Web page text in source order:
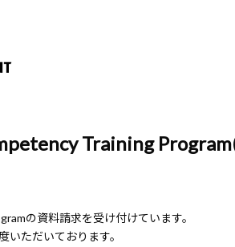
Training
の資料請求を受け付けています。
いただいております。